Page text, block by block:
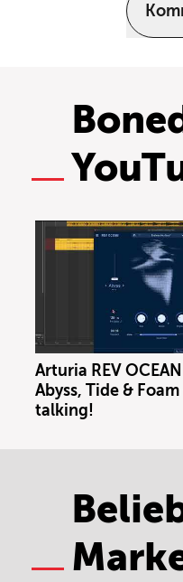
Arturia REV
Abyss, Tide &
talking!